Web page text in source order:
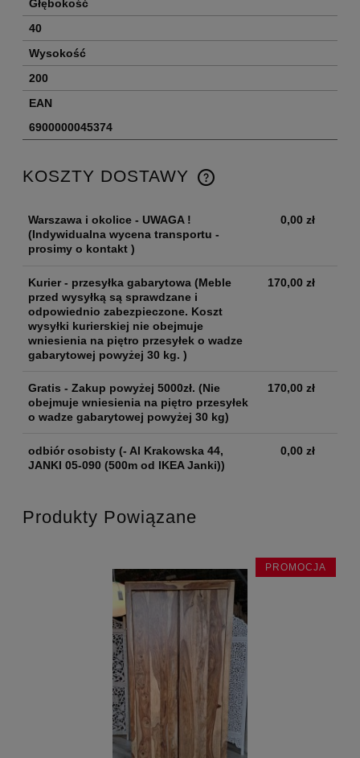
Głębokość
40
Wysokość
200
EAN
6900000045374
KOSZTY DOSTAWY
Warszawa i okolice - UWAGA !
(Indywidualna wycena transportu -
prosimy o kontakt )
0,00 zł
Kurier - przesyłka gabarytowa (Meble
przed wysyłką są sprawdzane i
odpowiednio zabezpieczone. Koszt
wysyłki kurierskiej nie obejmuje
wniesienia na piętro przesyłek o wadze
gabarytowej powyżej 30 kg. )
170,00 zł
Gratis - Zakup powyżej 5000zł. (Nie
obejmuje wniesienia na piętro przesyłek
o wadze gabarytowej powyżej 30 kg)
170,00 zł
odbiór osobisty (- Al Krakowska 44,
JANKI 05-090 (500m od IKEA Janki))
0,00 zł
Produkty Powiązane
PROMOCJA